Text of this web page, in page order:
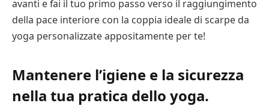
avanti e fai il tuo primo passo verso il raggiungimento
della pace interiore con la coppia ideale di scarpe da
yoga personalizzate appositamente per te!
Mantenere l’igiene e la sicurezza
nella tua pratica dello yoga.